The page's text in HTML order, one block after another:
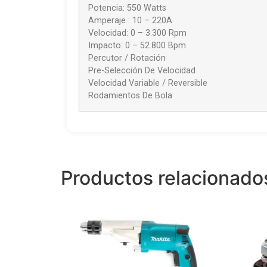
Potencia: 550 Watts
Amperaje : 10 – 220A
Velocidad: 0 – 3.300 Rpm
Impacto: 0 – 52.800 Bpm
Percutor / Rotación
Pre-Selección De Velocidad
Velocidad Variable / Reversible
Rodamientos De Bola
Productos